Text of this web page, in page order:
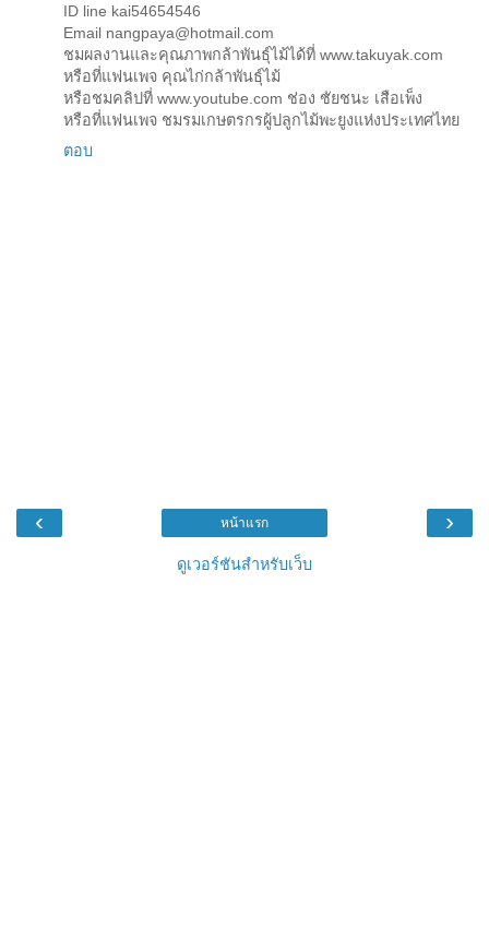
ID line kai54654546
Email nangpaya@hotmail.com
ชมผลงานและคุณภาพกล้าพันธุ์ไม้ได้ที่ www.takuyak.com
หรือที่แฟนเพจ คุณไก่กล้าพันธุ์ไม้
หรือชมคลิปที่ www.youtube.com ช่อง ชัยชนะ เสือเพ็ง
หรือที่แฟนเพจ ชมรมเกษตรกรผู้ปลูกไม้พะยูงแห่งประเทศไทย
ตอบ
‹ ›
หน้าแรก
ดูเวอร์ชันสำหรับเว็บ